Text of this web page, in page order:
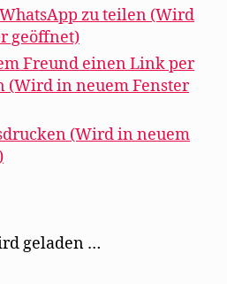
zu teilen (Wird
geöffnet)
Freund einen Link per
(Wird in neuem Fenster
(Wird in neuem
geladen …